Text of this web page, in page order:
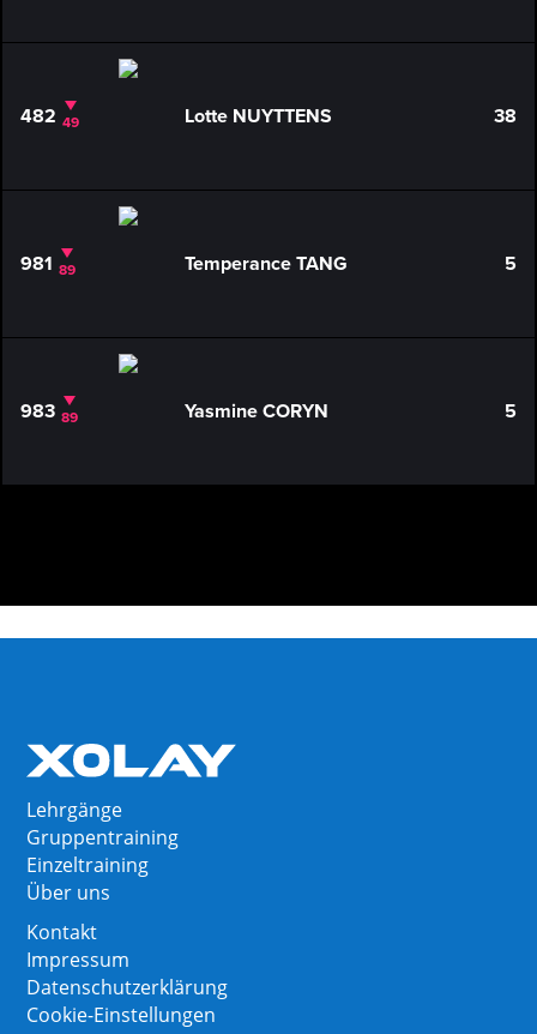
482 49 Lotte NUYTTENS 38
981 89 Temperance TANG 5
983 89 Yasmine CORYN 5
Lehrgänge
Gruppentraining
Einzeltraining
Über uns
Kontakt
Impressum
Datenschutzerklärung
Cookie-Einstellungen